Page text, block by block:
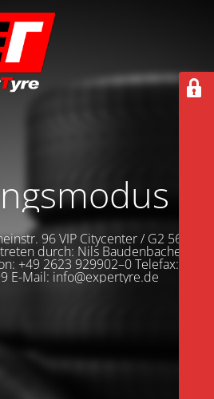
96 VIP Citycenter / G2 56235
durch: Nils Baudenbacher Dirk
+49 2623 929902–0 Telefax: +49
E-Mail: info@expertyre.de